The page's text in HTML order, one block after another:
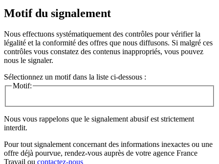
Motif du signalement
Nous effectuons systématiquement des contrôles pour vérifier la
légalité et la conformité des offres que nous diffusons. Si malgré ces
contrôles vous constatez des contenus inappropriés, vous pouvez
nous le signaler.
Sélectionnez un motif dans la liste ci-dessous :
Motif:
Nous vous rappelons que le signalement abusif est strictement
interdit.
Pour tout signalement concernant des informations inexactes ou une
offre déjà pourvue, rendez-vous auprès de votre agence France
Travail ou contactez-nous